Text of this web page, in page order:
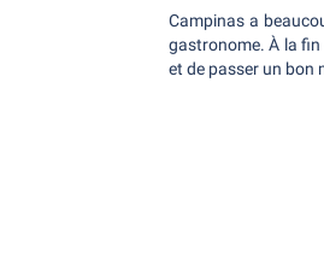
Campinas a
gastronome. À la fin
et de passer un bon